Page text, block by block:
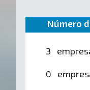
Número
3
0